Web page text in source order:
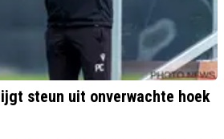
steun uit onverwachte hoek